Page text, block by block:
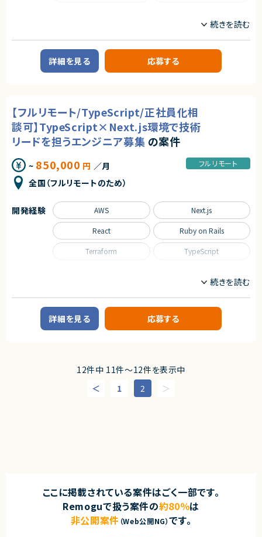
サーバーサイドエンジニア
■企業概要
■プロダクトやサービスの概要
・自社サービスおよび新規事業開発を中心にWebアプリケーションを提供
・AIツールを活用した開発体制を全案件で導入
■業務内容
・Webアプリケーションの設計、開発、テスト、リリース
・AIツール（Claude Code、Copilot等）を活用した開発
・クライアント提案〜リリース後の改善まで一貫して担当
・コードレビュー、設計レビューによる品質向上
■募集背景
・事業拡大に伴うプロジェクト増加
・少人数ユニットによる自律的開発体制の強化
■必須スキル
・Webアプリケーション開発の実務経験（5年以上、言語不問）
・フロントエンドまたはバックエンドの設計・実装経験
・チーム開発経験（Git/GitHubを用いたコラボレーション）
・ビジネスレベルの日本語コミュニケーション（目安：日本語メインでの実務
・TypeScript / React / Next.js での開発経験（当社メイン技術スタック）
・Ruby on Rails 等でのバックエンド開発経験（既存プロダクトの改善に活
・AIツールを積極的に活用できる方
・プロダクト志向で開発に携わりたい方
・技術トレンドをキャッチアップできる方
・ビジネスやデザイン領域にも興味がある方
詳細を見る 応募する
【フルリモート/TypeScript/正社員化相
談可】TypeScript×Next.js環境で技術
リードを担うエンジニア募集 の案件
~ 850,000 円 ／月
全国（フルリモートのため）
フルリモート
サーバーサイドエンジニア
■企業概要
・クライアント企業に対するDX推進支援（業務システム開発、新規プロダクト
・要件整理、設計、実装、レビュー、改善提案
開発経験 AWS Next.js
React Ruby on Rails
Terraform TypeScript
詳細を見る 応募する
12件中 11件〜12件を表示中
1
2
ここに掲載されている案件はごく一部です。
Remoguで扱う案件の約80％は
非公開案件 （Web公開NG）です。